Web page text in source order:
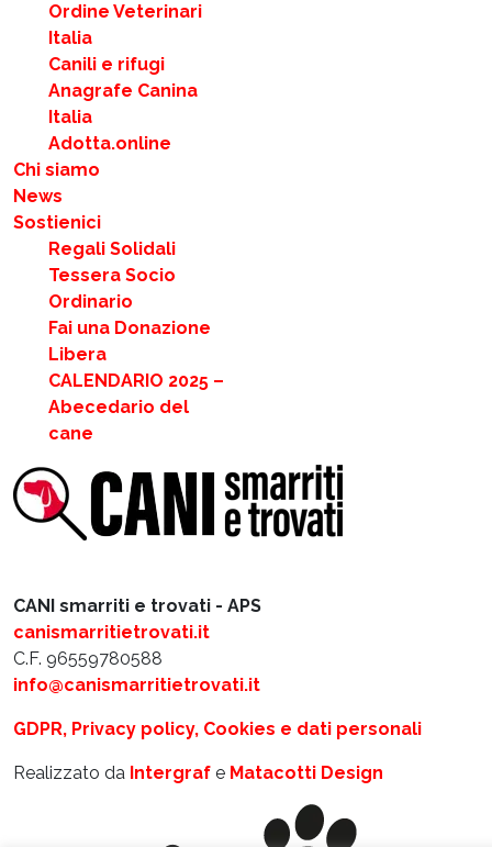
CANI smarriti e trovati - APS
canismarritietrovati.it
C.F. 96559780588
info@canismarritietrovati.it
GDPR, Privacy policy, Cookies e dati personali
Realizzato da Intergraf e Matacotti Design
Ordine Veterinari
Italia
Canili e rifugi
Anagrafe Canina
Italia
Adotta.online
Chi siamo
News
Sostienici
Regali Solidali
Tessera Socio
Ordinario
Fai una Donazione
Libera
CALENDARIO 2025 –
Abecedario del
cane